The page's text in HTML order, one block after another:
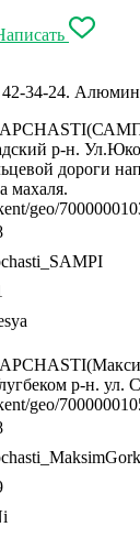
34-24.
р-н.
дороги
geo/
р-н. ул.
geo/